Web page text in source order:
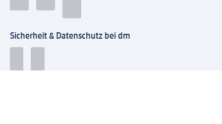
Sicherheit & Datenschutz bei dm